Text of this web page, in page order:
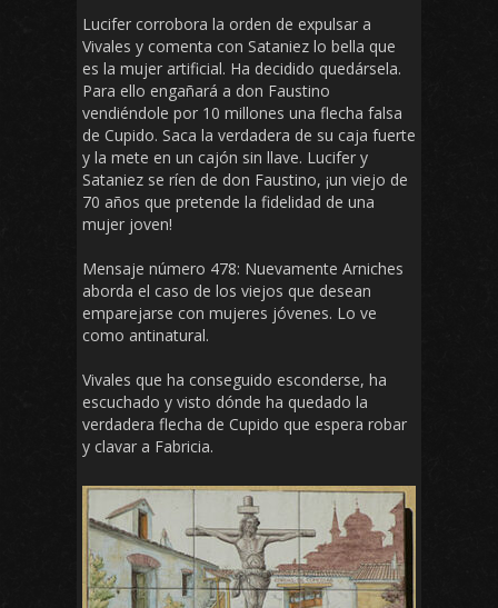
Lucifer corrobora la orden de expulsar a
Vivales y comenta con Sataniez lo bella que
es la mujer artificial. Ha decidido quedársela.
Para ello engañará a don Faustino
vendiéndole por 10 millones una flecha falsa
de Cupido. Saca la verdadera de su caja fuerte
y la mete en un cajón sin llave. Lucifer y
Sataniez se ríen de don Faustino, ¡un viejo de
70 años que pretende la fidelidad de una
mujer joven!
Mensaje número 478: Nuevamente Arniches
aborda el caso de los viejos que desean
emparejarse con mujeres jóvenes. Lo ve
como antinatural.
Vivales que ha conseguido esconderse, ha
escuchado y visto dónde ha quedado la
verdadera flecha de Cupido que espera robar
y clavar a Fabricia.